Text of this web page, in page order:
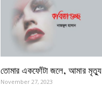
তোমার একফোঁটা জলে, আমার মৃত্যু
November 27, 2023